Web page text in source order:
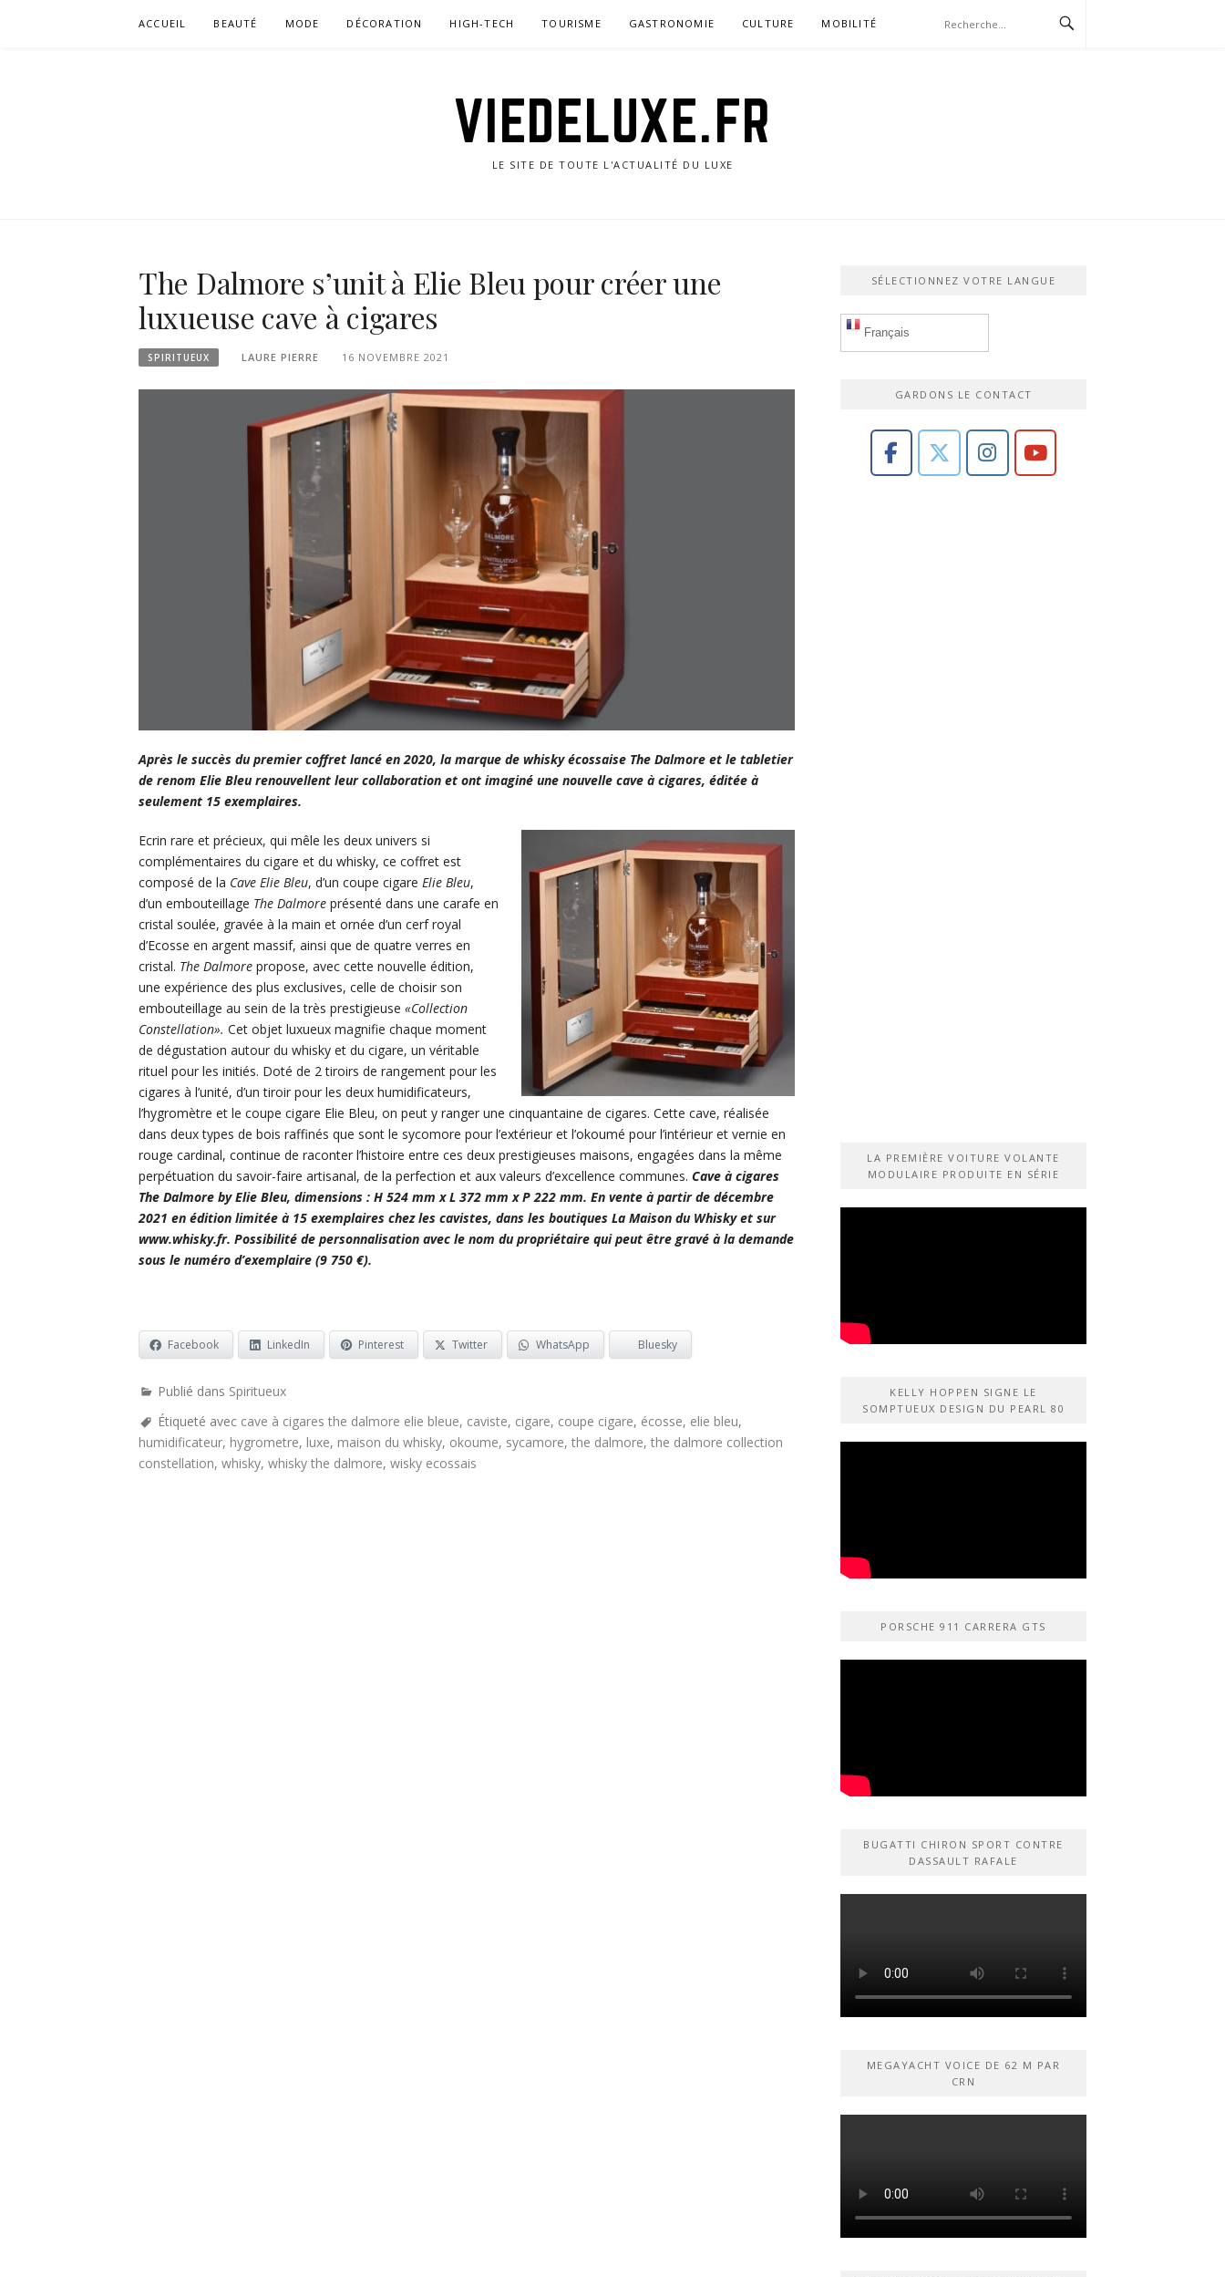
ACCUEIL BEAUTÉ MODE DÉCORATION HIGH-TECH TOURISME GASTRONOMIE CULTURE MOBILITÉ
VIEDELUXE.FR
LE SITE DE TOUTE L'ACTUALITÉ DU LUXE
The Dalmore s’unit à Elie Bleu pour créer une
luxueuse cave à cigares
SPIRITUEUX LAURE PIERRE 16 NOVEMBRE 2021
Après le succès du premier coff­ret lancé en 2020, la marque de whisky écossaise The Dalmore et le tabletier
de renom Elie Bleu renouvellent leur collaboration et ont imaginé une nouvelle cave à cigares, éditée à
seulement 15 exemplaires.
Ecrin rare et précieux, qui mêle les deux univers si
complémentaires du cigare et du whisky, ce coffret est
composé de la Cave Elie Bleu, d’un coupe cigare Elie Bleu,
d’un embouteillage The Dalmore présenté dans une carafe en
cristal sou­lée, gravée à la main et ornée d’un cerf royal
d’Ecosse en argent massif, ainsi que de quatre verres en
cristal. The Dalmore propose, avec cette nouvelle édition,
une expérience des plus exclusives, celle de choisir son
embouteillage au sein de la très prestigieuse «Collection
Constellation». Cet objet luxueux magnifie chaque moment
de dégustation autour du whisky et du cigare, un véritable
rituel pour les initiés. Doté de 2 tiroirs de rangement pour les
cigares à l’unité, d’un tiroir pour les deux humidificateurs,
l’hygromètre et le coupe cigare Elie Bleu, on peut y ranger une cinquantaine de cigares. Cette cave, réalisée
dans deux types de bois raffinés que sont le sycomore pour l’extérieur et l’okoumé pour l’intérieur et vernie en
rouge cardinal, continue de raconter l’histoire entre ces deux prestigieuses maisons, engagées dans la même
perpétuation du savoir-faire artisanal, de la perfection et aux valeurs d’excellence communes. Cave à cigares
The Dalmore by Elie Bleu, dimensions : H 524 mm x L 372 mm x P 222 mm. En vente à partir de décembre
2021 en édition limitée à 15 exemplaires chez les cavistes, dans les boutiques La Maison du Whisky et sur
www.whisky.fr. Possibilité de personnalisation avec le nom du propriétaire qui peut être gravé à la demande
sous le numéro d’exemplaire (9 750 €).
Facebook LinkedIn Pinterest Twitter WhatsApp Bluesky
Publié dans Spiritueux
Étiqueté avec cave à cigares the dalmore elie bleue, caviste, cigare, coupe cigare, écosse, elie bleu,
humidificateur, hygrometre, luxe, maison du whisky, okoume, sycamore, the dalmore, the dalmore collection
constellation, whisky, whisky the dalmore, wisky ecossais
SÉLECTIONNEZ VOTRE LANGUE
Français
GARDONS LE CONTACT
LA PREMIÈRE VOITURE VOLANTE
MODULAIRE PRODUITE EN SÉRIE
KELLY HOPPEN SIGNE LE
SOMPTUEUX DESIGN DU PEARL 80
PORSCHE 911 CARRERA GTS
BUGATTI CHIRON SPORT CONTRE
DASSAULT RAFALE
MEGAYACHT VOICE DE 62 M PAR
CRN